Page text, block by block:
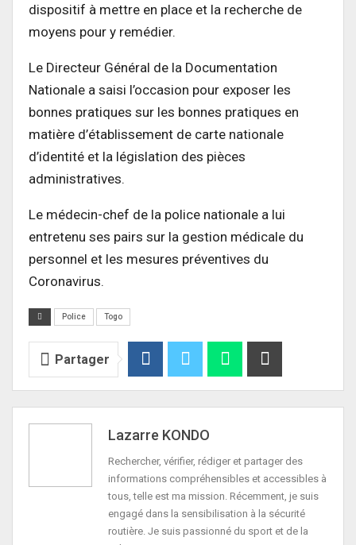
dispositif à mettre en place et la recherche de
moyens pour y remédier.
Le Directeur Général de la Documentation
Nationale a saisi l’occasion pour exposer les
bonnes pratiques sur les bonnes pratiques en
matière d’établissement de carte nationale
d’identité et la législation des pièces
administratives.
Le médecin-chef de la police nationale a lui
entretenu ses pairs sur la gestion médicale du
personnel et les mesures préventives du
Coronavirus.
Police Togo
Partager
Lazarre KONDO
Rechercher, vérifier, rédiger et partager des
informations compréhensibles et accessibles à
tous, telle est ma mission. Récemment, je suis
engagé dans la sensibilisation à la sécurité
routière. Je suis passionné du sport et de la